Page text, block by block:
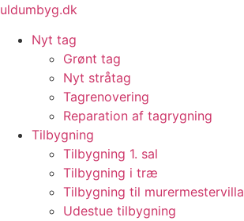
Videre
indhold
uldumbyg.dk
Nyt tag
Grønt tag
Nyt stråtag
Tagrenovering
Reparation af tagrygning
Tilbygning
Tilbygning 1. sal
Tilbygning i træ
Tilbygning til murermestervilla
Udestue tilbygning